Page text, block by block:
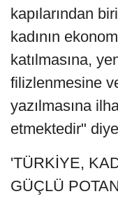
kapılarından
kadının
katılmasına,
filizlenmesine
yazılmasına
etmektedir"
'TÜRKİYE,
GÜÇLÜ